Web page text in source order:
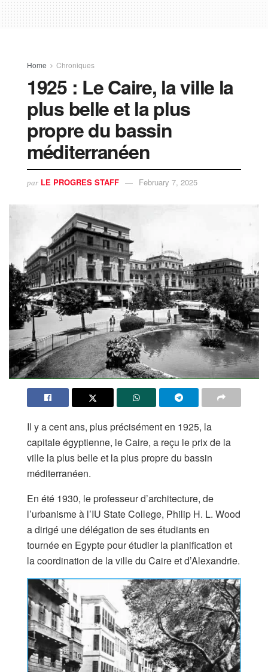
Home Chroniques
1925 : Le Caire, la ville la
plus belle et la plus
propre du bassin
méditerranéen
par LE PROGRES STAFF February 7, 2025
Il y a cent ans, plus précisément en 1925, la
capitale égyptienne, le Caire, a reçu le prix de la
ville la plus belle et la plus propre du bassin
méditerranéen.
En été 1930, le professeur d’architecture, de
l’urbanisme à l’IU State College, Philip H. L. Wood
a dirigé une délégation de ses étudiants en
tournée en Egypte pour étudier la planification et
la coordination de la ville du Caire et d’Alexandrie.